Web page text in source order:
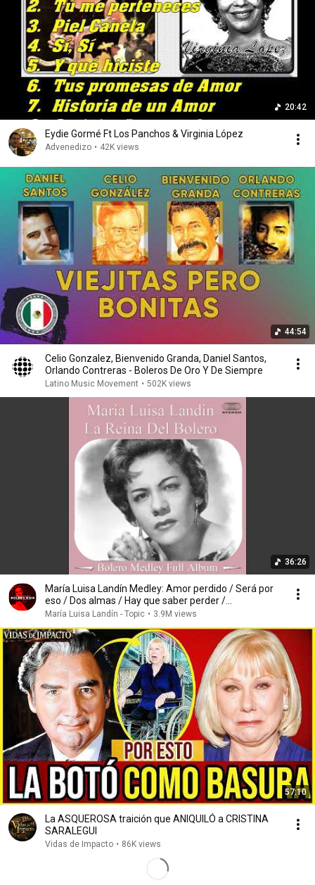
20:42
Eydie Gormé Ft Los Panchos & Virginia López
Advenedizo • 42K views
44:54
Celio Gonzalez, Bienvenido Granda, Daniel Santos,
Orlando Contreras - Boleros De Oro Y De Siempre
Latino Music Movement • 502K views
36:26
María Luisa Landín Medley: Amor perdido / Será por
eso / Dos almas / Hay que saber perder /...
María Luisa Landín - Topic • 3.9M views
57:10
La ASQUEROSA traición que ANIQUILÓ a CRISTINA
SARALEGUI
Vidas de Impacto • 86K views